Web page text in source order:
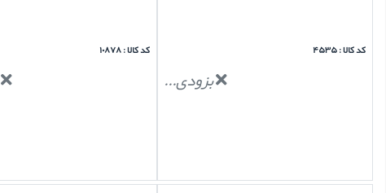
کد کالا : ۴۵۳۵
بزودی...
کد کالا : ۱۰۸۷۸